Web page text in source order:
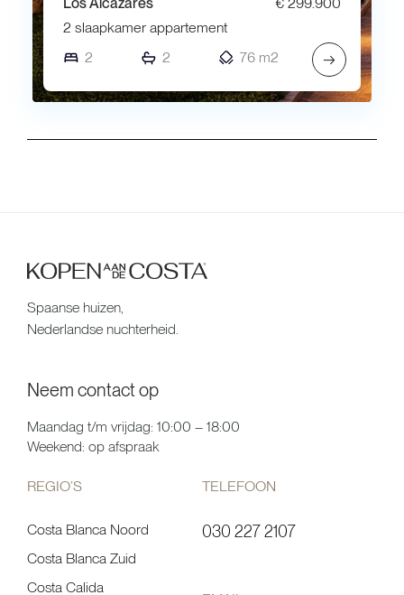
Los Alcazares
€ 299.900
2 slaapkamer appartement
2
2 76 m2 →
Spaanse huizen,
Nederlandse nuchterheid.
Neem contact op
Maandag t/m vrijdag: 10:00 – 18:00
Weekend: op afspraak
REGIO’S
Costa Blanca Noord
Costa Blanca Zuid
Costa Calida
TELEFOON
030 227 2107